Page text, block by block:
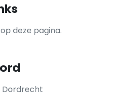
deze pagina.
Dordrecht